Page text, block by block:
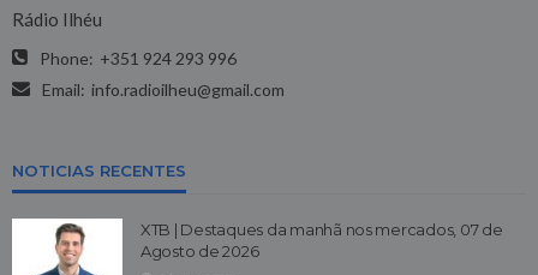
Rádio Ilhéu
Phone: +351 924 293 996
Email: info.radioilheu@gmail.com
NOTICIAS RECENTES
XTB | Destaques da manhã nos mercados, 07 de
Agosto de 2026